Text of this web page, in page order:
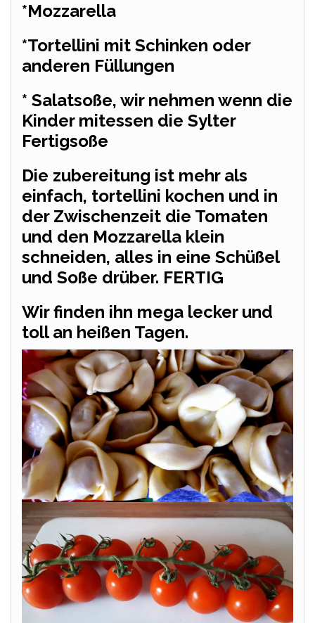
*Mozzarella
*Tortellini mit Schinken oder
anderen Füllungen
* Salatsoße, wir nehmen wenn die
Kinder mitessen die Sylter
Fertigsoße
Die zubereitung ist mehr als
einfach, tortellini kochen und in
der Zwischenzeit die Tomaten
und den Mozzarella klein
schneiden, alles in eine Schüßel
und Soße drüber. FERTIG
Wir finden ihn mega lecker und
toll an heißen Tagen.